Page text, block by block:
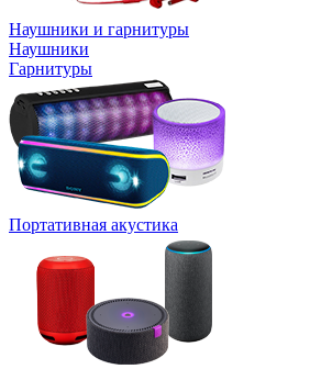
Наушники и гарнитуры
Наушники
Гарнитуры
Портативная акустика